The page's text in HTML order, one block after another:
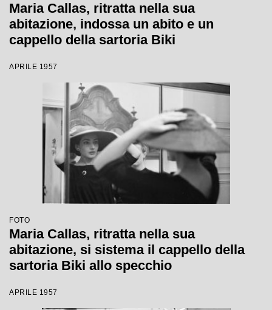
Maria Callas, ritratta nella sua
abitazione, indossa un abito e un
cappello della sartoria Biki
APRILE 1957
FOTO
Maria Callas, ritratta nella sua
abitazione, si sistema il cappello della
sartoria Biki allo specchio
APRILE 1957